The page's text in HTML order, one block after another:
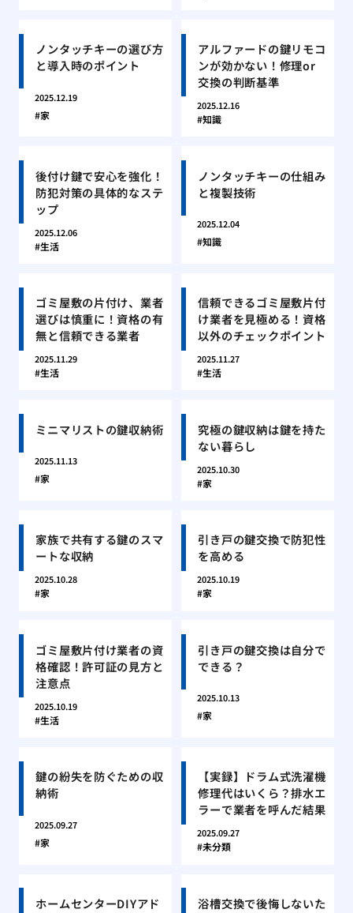
ノンタッチキーの選び方
と導入時のポイント
2025.12.19
家
アルファードの鍵リモコ
ンが効かない！修理or
交換の判断基準
2025.12.16
知識
後付け鍵で安心を強化！
防犯対策の具体的なステ
ップ
2025.12.06
生活
ノンタッチキーの仕組み
と複製技術
2025.12.04
知識
ゴミ屋敷の片付け、業者
選びは慎重に！資格の有
無と信頼できる業者
2025.11.29
生活
信頼できるゴミ屋敷片付
け業者を見極める！資格
以外のチェックポイント
2025.11.27
生活
ミニマリストの鍵収納術
2025.11.13
家
究極の鍵収納は鍵を持た
ない暮らし
2025.10.30
家
家族で共有する鍵のスマ
ートな収納
2025.10.28
家
引き戸の鍵交換で防犯性
を高める
2025.10.19
家
ゴミ屋敷片付け業者の資
格確認！許可証の見方と
注意点
2025.10.19
生活
引き戸の鍵交換は自分で
できる？
2025.10.13
家
鍵の紛失を防ぐための収
納術
2025.09.27
家
【実録】ドラム式洗濯機
修理代はいくら？排水エ
ラーで業者を呼んだ結果
2025.09.27
未分類
ホームセンターDIYアド
浴槽交換で後悔しないた